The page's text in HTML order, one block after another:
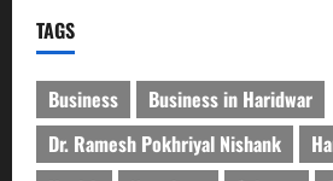
TAGS
Business
Business in Haridwar
Dr. Ramesh Pokhriyal Nishank